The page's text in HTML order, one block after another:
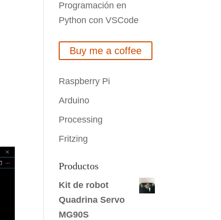
Programación en
Python con VSCode
Buy me a coffee
Raspberry Pi
Arduino
Processing
Fritzing
Productos
Kit de robot
Quadrina Servo
MG90S